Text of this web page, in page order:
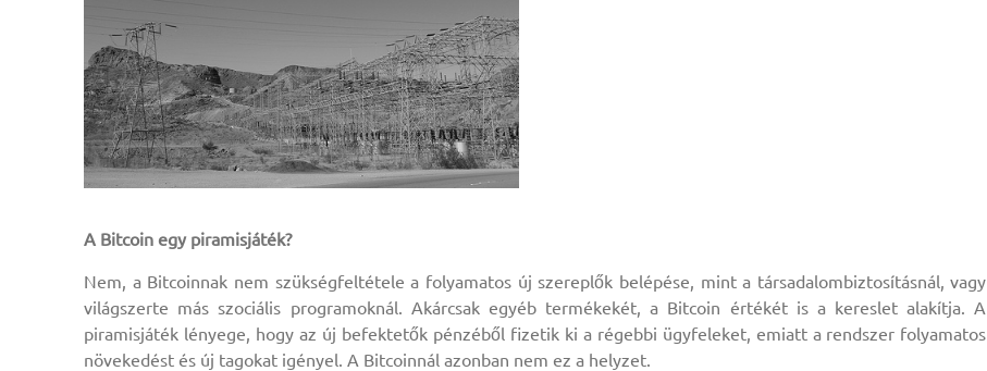
A Bitcoin egy piramisjáték?
Nem, a Bitcoinnak nem szükségfeltétele a folyamatos új szereplők belépése, mint a társadalombiztosításnál, vagy
világszerte más szociális programoknál. Akárcsak egyéb termékekét, a Bitcoin értékét is a kereslet alakítja. A
piramisjáték lényege, hogy az új befektetők pénzéből fizetik ki a régebbi ügyfeleket, emiatt a rendszer folyamatos
növekedést és új tagokat igényel. A Bitcoinnál azonban nem ez a helyzet.